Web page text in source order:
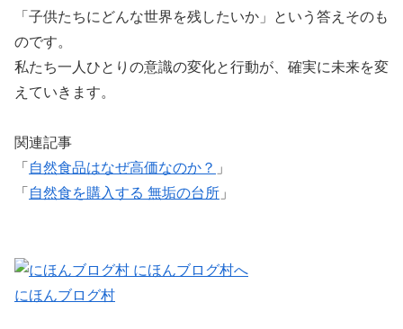
「子供たちにどんな世界を残したいか」という答えそのも
のです。
私たち一人ひとりの意識の変化と行動が、確実に未来を変
えていきます。
関連記事
「 自然食品はなぜ高価なのか？ 」
「 自然食を購入する 無垢の台所 」
にほんブログ村